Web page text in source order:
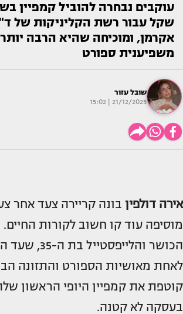
שקל עבור רשת הקליניקות של
אקרמן, ומוכיחה שהיא הרבה
משפיענית ספורט
שובל עזור
21/12/2025 | 15:02
אירה דולפין בונה קריירה צעד אחר
מוסיפה עוד קו חשוב לקורות
הכושר
לאחת מאושיות הספורט והתזונה
קוטפת את קמפיין היופי הראשון
בעסקה לא קטנה.